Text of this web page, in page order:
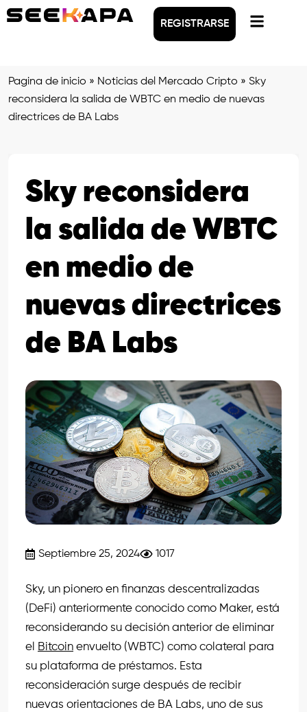
REGISTRARSE
Pagina de inicio » Noticias del Mercado Cripto » Sky
reconsidera la salida de WBTC en medio de nuevas
directrices de BA Labs
Sky reconsidera
la salida de WBTC
en medio de
nuevas directrices
de BA Labs
Septiembre 25, 2024 1017
Sky, un pionero en finanzas descentralizadas
(DeFi) anteriormente conocido como Maker, está
reconsiderando su decisión anterior de eliminar
el Bitcoin envuelto (WBTC) como colateral para
su plataforma de préstamos. Esta
reconsideración surge después de recibir
nuevas orientaciones de BA Labs, uno de sus